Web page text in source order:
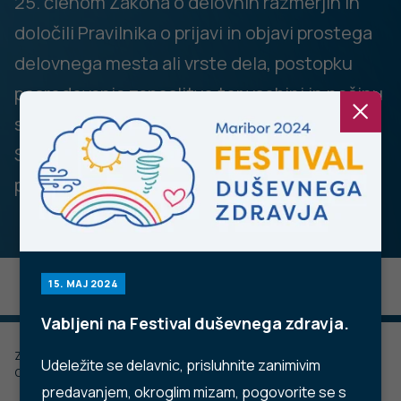
15. MAJ 2024
Vabljeni na Festival duševnega zdravja.
Udeležite se delavnic, prisluhnite zanimivim
predavanjem, okroglim mizam, pogovorite se s
določili Pravilnika o prijavi in objavi prostega
delovnega mesta ali vrste dela, postopku
posredovanja zaposlitve ter vsebini in načinu
sporočanja podatkov Zavodu Republike
Slovenije za zaposlovanje objavlja naslednje
prosto delovno mesto:
Zadnje posodobljeno: 23.10.2023
Objavljeno: 23.10.2023